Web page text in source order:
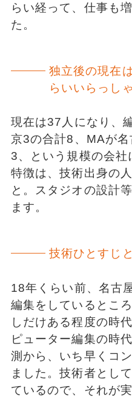
らい経って、仕事も
た。
独立後の現在
らいいらっし
現在は37人になり、
京3の合計8、MAが
3、という規模の会
特徴は、技術出身の
と。スタジオの設計
ます。
技術ひとすじ
18年くらい前、名古
編集をしているとこ
しだけある程度の時
ピューター編集の時
測から、いち早くコ
ました。技術者とし
ているので、それが